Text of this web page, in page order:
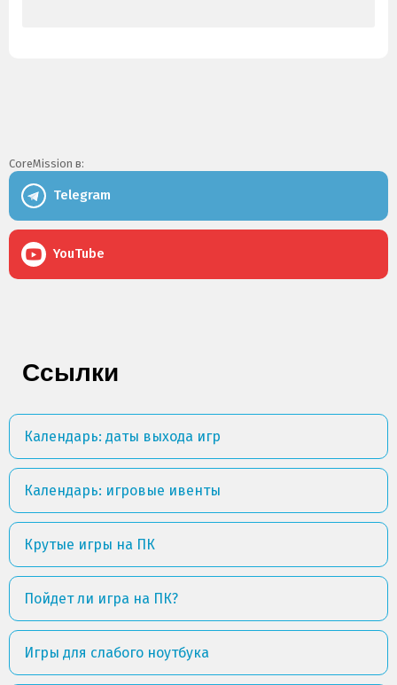
CoreMission в:
Telegram
YouTube
Ссылки
Календарь: даты выхода игр
Календарь: игровые ивенты
Крутые игры на ПК
Пойдет ли игра на ПК?
Игры для слабого ноутбука